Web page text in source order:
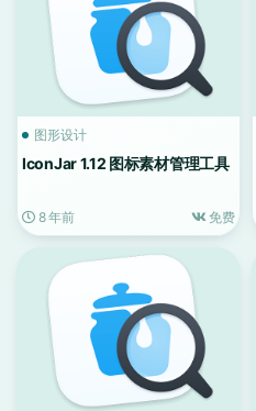
图形设计
IconJar 1.12 图标素材管理工具
8 年前 免费